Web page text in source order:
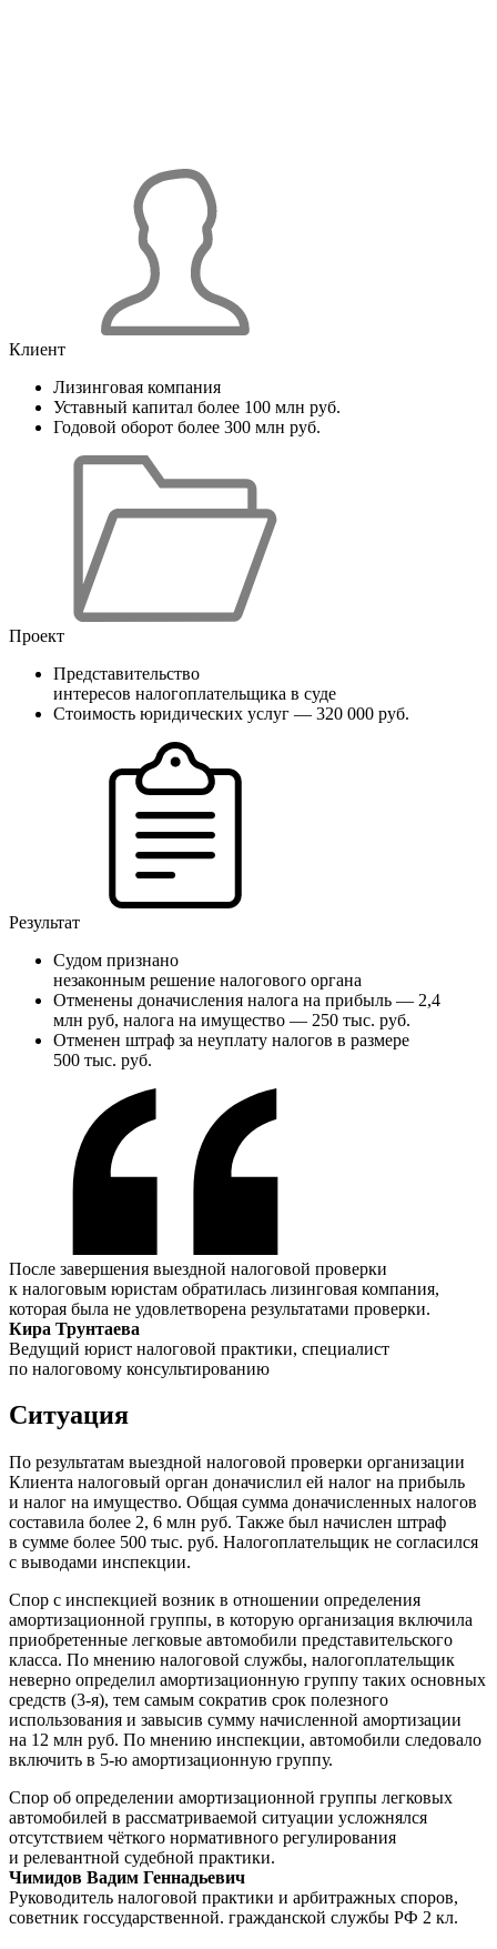
Клиент
Лизинговая компания
Уставный капитал более 100 млн руб.
Годовой оборот более 300 млн руб.
Проект
Представительство
интересов налогоплательщика в суде
Стоимость юридических услуг — 320 000 руб.
Результат
Судом признано
незаконным решение налогового органа
Отменены доначисления налога на прибыль — 2,4
млн руб, налога на имущество — 250 тыс. руб.
Отменен штраф за неуплату налогов в размере
500 тыс. руб.
После завершения выездной налоговой проверки
к налоговым юристам обратилась лизинговая компания,
которая была не удовлетворена результатами проверки.
Кира Трунтаева
Ведущий юрист налоговой практики, специалист
по налоговому консультированию
Ситуация
По результатам выездной налоговой проверки организации
Клиента налоговый орган доначислил ей налог на прибыль
и налог на имущество. Общая сумма доначисленных налогов
составила более 2, 6 млн руб. Также был начислен штраф
в сумме более 500 тыс. руб. Налогоплательщик не согласился
с выводами инспекции.
Спор с инспекцией возник в отношении определения
амортизационной группы, в которую организация включила
приобретенные легковые автомобили представительского
класса. По мнению налоговой службы, налогоплательщик
неверно определил амортизационную группу таких основных
средств (3-я), тем самым сократив срок полезного
использования и завысив сумму начисленной амортизации
на 12 млн руб. По мнению инспекции, автомобили следовало
включить в 5-ю амортизационную группу.
Спор об определении амортизационной группы легковых
автомобилей в рассматриваемой ситуации усложнялся
отсутствием чёткого нормативного регулирования
и релевантной судебной практики.
Чимидов Вадим Геннадьевич
Руководитель налоговой практики и арбитражных споров,
советник госсударственной. гражданской службы РФ 2 кл.